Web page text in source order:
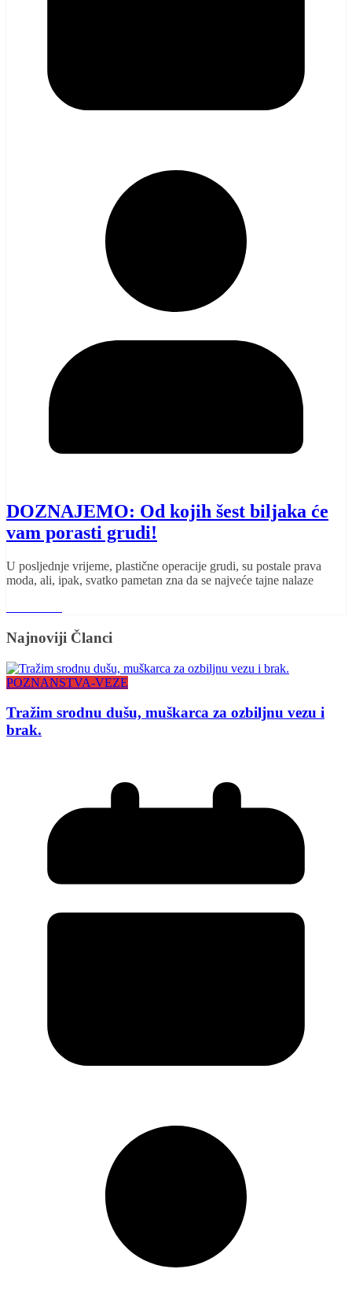
DOZNAJEMO: Od kojih šest biljaka će
vam porasti grudi!
U posljednje vrijeme, plastične operacije grudi, su postale prava
moda, ali, ipak, svatko pametan zna da se najveće tajne nalaze
Najnoviji Članci
POZNANSTVA-VEZE
Tražim srodnu dušu, muškarca za ozbiljnu vezu i
brak.